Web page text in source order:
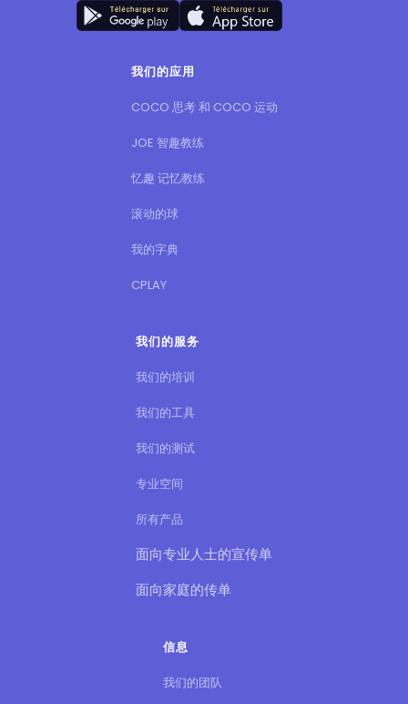
我们的应用
COCO 思考 和 COCO 运动
JOE 智趣教练
忆趣 记忆教练
滚动的球
我的字典
CPLAY
我们的服务
我们的培训
我们的工具
我们的测试
专业空间
所有产品
面向专业人士的宣传单
面向家庭的传单
信息
我们的团队